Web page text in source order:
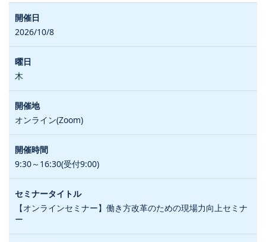
2026/10/8
木
オンライン(Zoom)
9:30～16:30(受付9:00)
【オンラインセミナー】働き方改革のための現場力向上セミナ
ー